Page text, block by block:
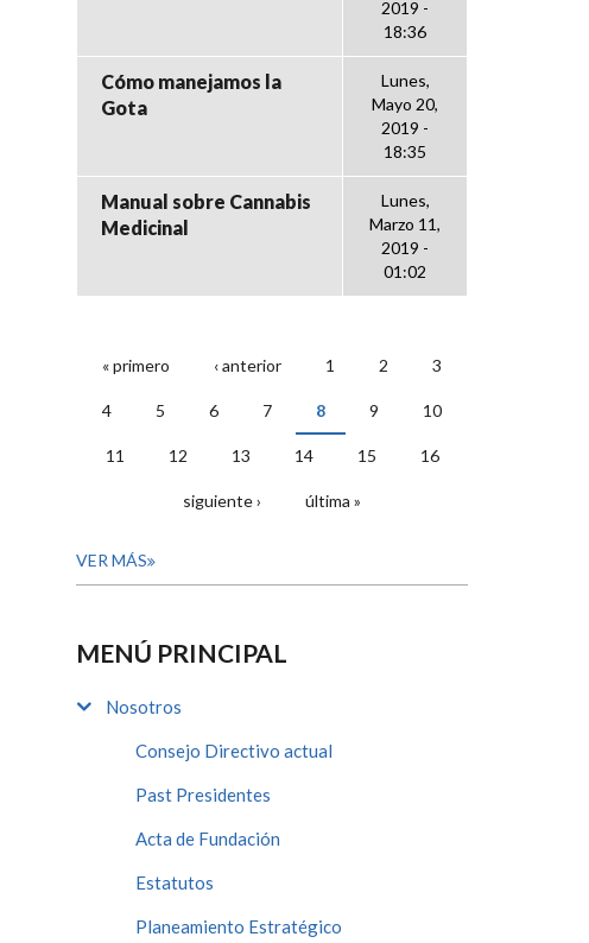
2019 -
18:36
Cómo manejamos la
Gota
Lunes,
Mayo 20,
2019 -
18:35
Manual sobre Cannabis
Medicinal
Lunes,
Marzo 11,
2019 -
01:02
PÁGINAS
« primero ‹ anterior 1 2 3
4 5 6 7 8 9 10
11 12 13 14 15 16
siguiente › última »
VER MÁS
MENÚ PRINCIPAL
Nosotros
Consejo Directivo actual
Past Presidentes
Acta de Fundación
Estatutos
Planeamiento Estratégico